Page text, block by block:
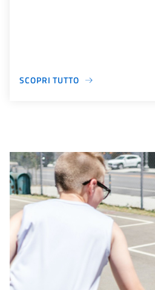
SCOPRI TUTTO